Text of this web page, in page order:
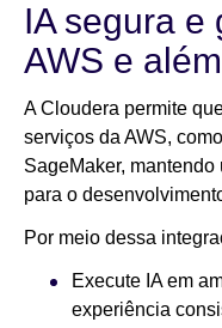
IA segura e
AWS e além
A Cloudera permite
serviços da AWS,
SageMaker,
para o
Por meio dessa
Execute IA em
experiência